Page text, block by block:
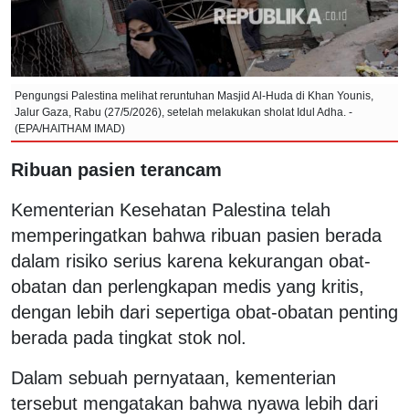
Pengungsi Palestina melihat reruntuhan Masjid Al-Huda di Khan Younis,
Jalur Gaza, Rabu (27/5/2026), setelah melakukan sholat Idul Adha. -
(EPA/HAITHAM IMAD)
Ribuan pasien terancam
Kementerian Kesehatan Palestina telah
memperingatkan bahwa ribuan pasien berada
dalam risiko serius karena kekurangan obat-
obatan dan perlengkapan medis yang kritis,
dengan lebih dari sepertiga obat-obatan penting
berada pada tingkat stok nol.
Dalam sebuah pernyataan, kementerian
tersebut mengatakan bahwa nyawa lebih dari